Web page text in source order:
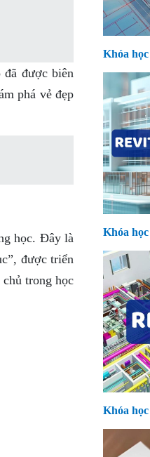
đã được biên
phá vẻ đẹp
học. Đây là
được triển
trong học
Khóa
Khóa
Khóa